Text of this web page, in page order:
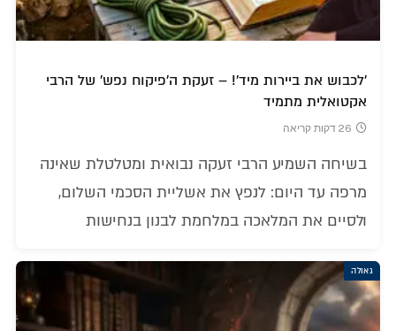
'לכבוש את ביירות מיד'! – זעקת ה'פיקוח נפש' של הרבי
אקטואלית מתמיד
26 דקות קריאה
בשיחה השמיע הרבי זעקה נבואית ומטלטלת שאינה
מרפה עד היום: לנפץ את אשליית הסכמי השלום,
ולסיים את המלאכה במלחמת לבנון בנחישות
גאולה